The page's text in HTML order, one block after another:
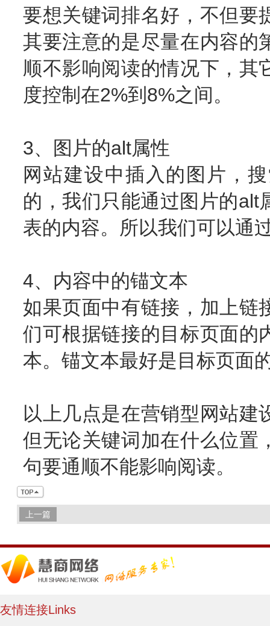
要想关键词排名好，不但要
其要注意的是尽量在内容的
顺不影响阅读的情况下，其
度控制在2%到8%之间。
3、图片的alt属性
网站建设中插入的图片，
的，我们只能通过图片的alt
表的内容。所以我们可以通
4、内容中的锚文本
如果页面中有链接，加上链
们可根据链接的目标页面的
本。锚文本最好是目标页面
以上几点是在营销型网站建
但无论关键词加在什么位置
句要通顺不能影响阅读。
上一篇
友情连接Links